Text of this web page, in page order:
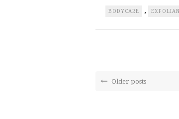
BODYCARE ,
Older posts